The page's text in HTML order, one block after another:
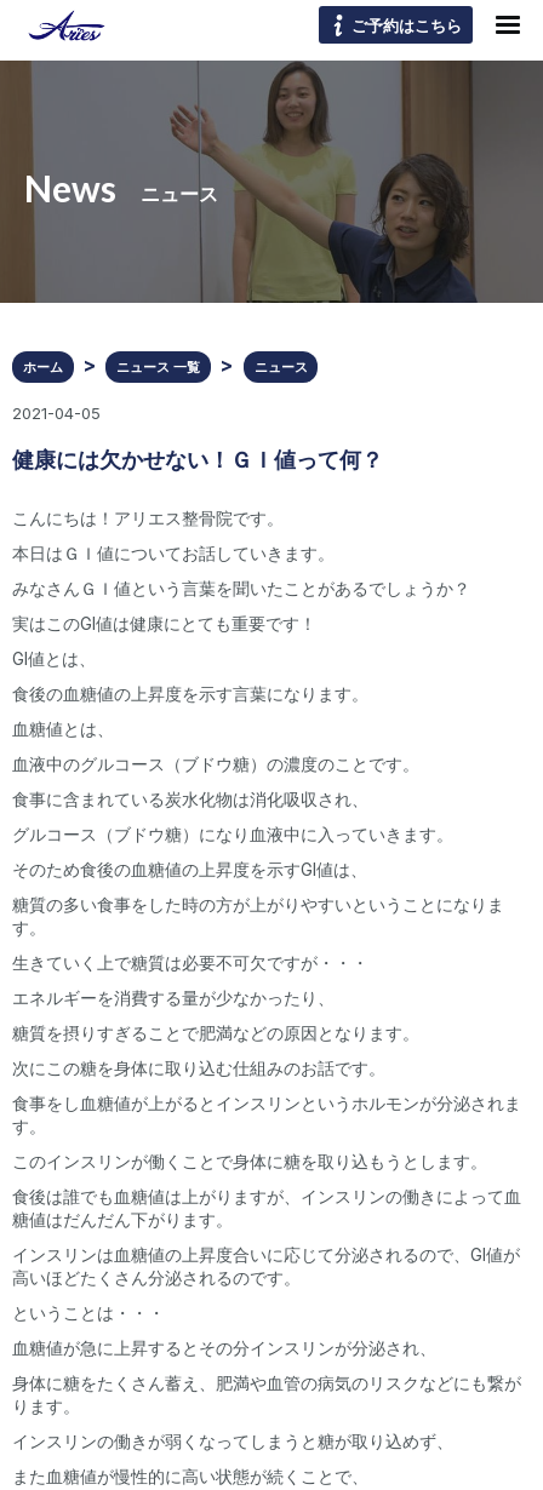
ご予約はこちら
News ニュース
ホーム ニュース 一覧 ニュース
2021-04-05
健康には欠かせない！ＧＩ値って何？
こんにちは！アリエス整骨院です。
本日はＧＩ値についてお話していきます。
みなさんＧＩ値という言葉を聞いたことがあるでしょうか？
実はこのGI値は健康にとても重要です！
GI値とは、
食後の血糖値の上昇度を示す言葉になります。
血糖値とは、
血液中のグルコース（ブドウ糖）の濃度のことです。
食事に含まれている炭水化物は消化吸収され、
グルコース（ブドウ糖）になり血液中に入っていきます。
そのため食後の血糖値の上昇度を示すGI値は、
糖質の多い食事をした時の方が上がりやすいということになりま
す。
生きていく上で糖質は必要不可欠ですが・・・
エネルギーを消費する量が少なかったり、
糖質を摂りすぎることで肥満などの原因となります。
次にこの糖を身体に取り込む仕組みのお話です。
食事をし血糖値が上がるとインスリンというホルモンが分泌されま
す。
このインスリンが働くことで身体に糖を取り込もうとします。
食後は誰でも血糖値は上がりますが、インスリンの働きによって血
糖値はだんだん下がります。
インスリンは血糖値の上昇度合いに応じて分泌されるので、GI値が
高いほどたくさん分泌されるのです。
ということは・・・
血糖値が急に上昇するとその分インスリンが分泌され、
身体に糖をたくさん蓄え、肥満や血管の病気のリスクなどにも繋が
ります。
インスリンの働きが弱くなってしまうと糖が取り込めず、
また血糖値が慢性的に高い状態が続くことで、